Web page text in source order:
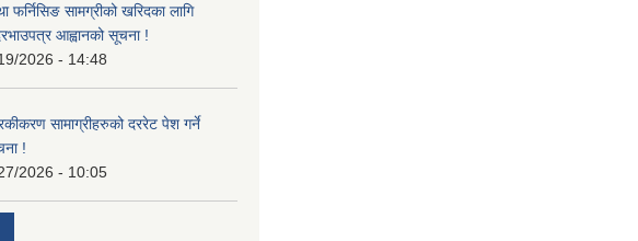
फर्निसिङ सामग्रीको खरिदका लागि
आह्वानको सूचना !
2026 - 14:48
सामाग्रीहरुको दररेट पेश गर्ने
!
2026 - 10:05